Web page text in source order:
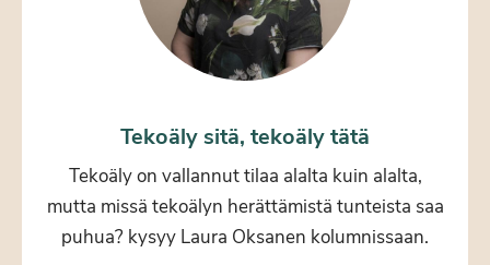
Tekoäly sitä, tekoäly tätä
Tekoäly on vallannut tilaa alalta kuin alalta,
mutta missä tekoälyn herättämistä tunteista saa
puhua? kysyy Laura Oksanen kolumnissaan.